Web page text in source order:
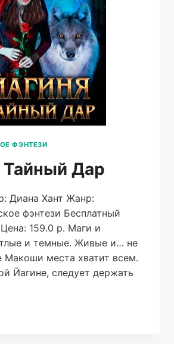
ФЭНТЕЗИ
Тайный Дар
Диана Хант Жанр:
фэнтези Бесплатный
159.0 р. Маги и
и темные. Живые и… не
Макоши места хватит всем.
Йагине, следует держать